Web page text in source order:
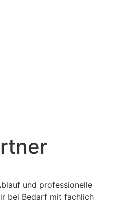
und professionelle
bei Bedarf mit fachlich